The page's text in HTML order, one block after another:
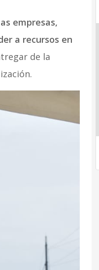
empresas,
a recursos en
de la